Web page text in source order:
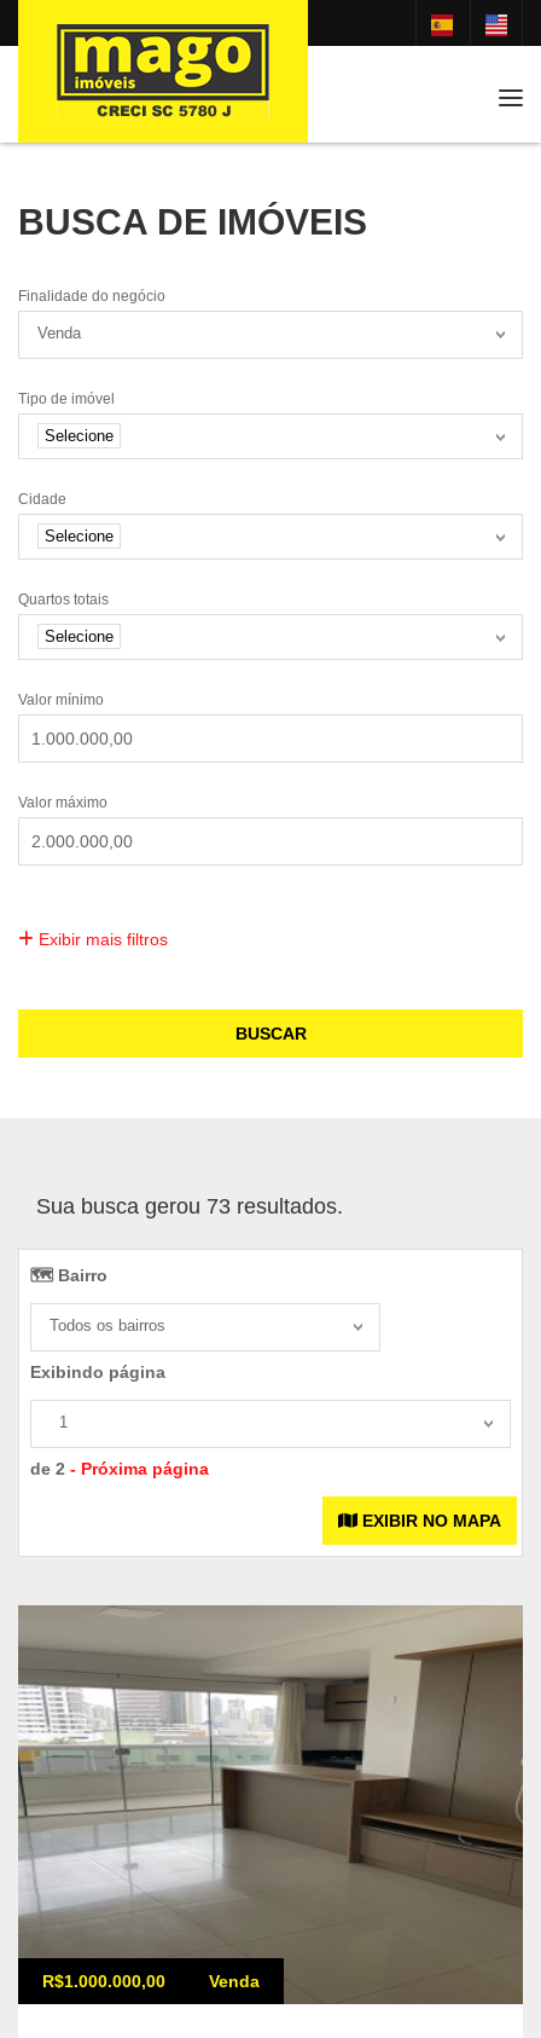
BUSCA DE IMÓVEIS
Finalidade do negócio
Venda
Tipo de imóvel
Selecione
Cidade
Selecione
Quartos totais
Selecione
Valor mínimo
Valor máximo
Exibir mais filtros
BUSCAR
Sua busca gerou 73 resultados.
🗺️ Bairro️
Todos os bairros
Exibindo página
1
de 2 - Próxima página
EXIBIR NO MAPA
R$1.000.000,00 Venda